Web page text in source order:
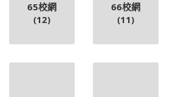
65校網
(12)
66校網
(11)